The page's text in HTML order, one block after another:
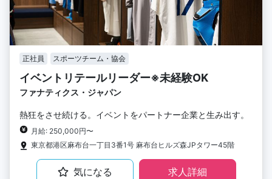
正社員 スポーツチーム・協会
イベントリテールリーダー※未経験OK
ファナティクス・ジャパン
熱狂をさせ続ける。イベントをパートナー企業と生み出す。
月給: 250,000円〜
東京都港区麻布台一丁目3番1号 麻布台ヒルズ森JPタワー45階
気になる 求人詳細